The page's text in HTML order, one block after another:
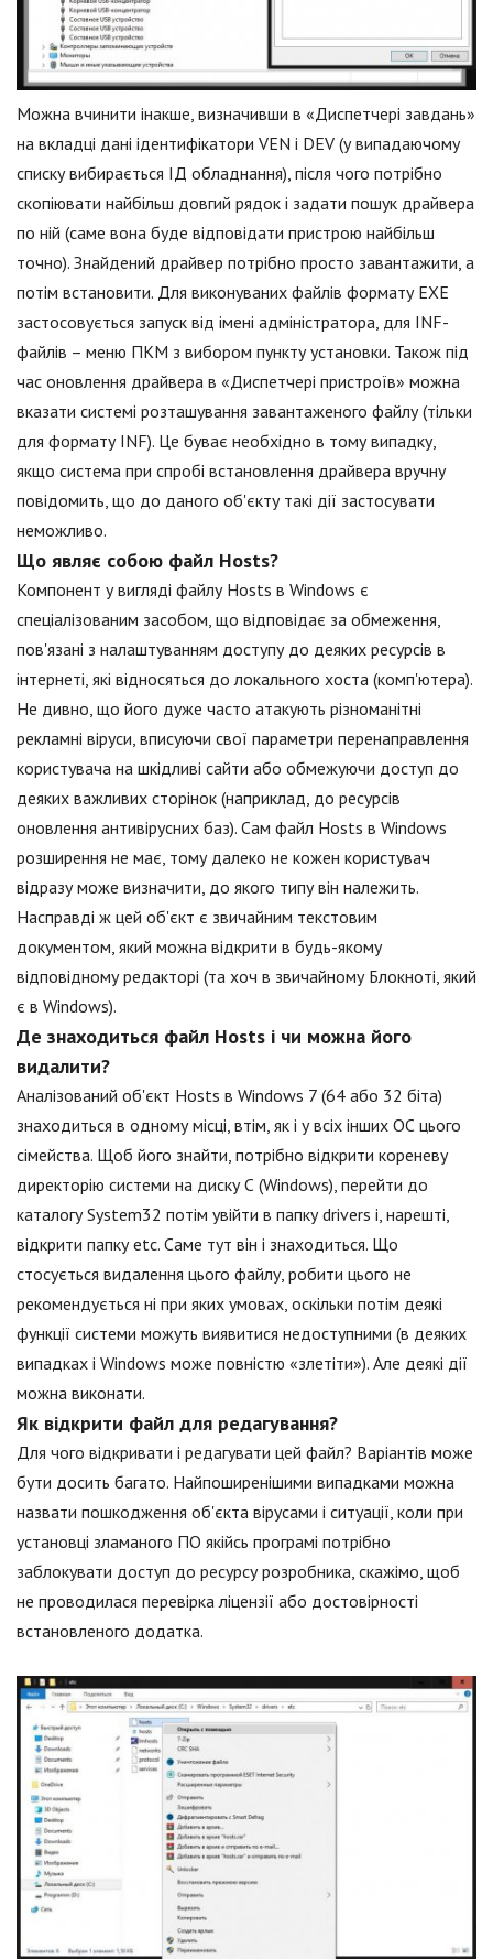
Можна вчинити інакше, визначивши в «Диспетчері завдань»
на вкладці дані ідентифікатори VEN і DEV (у випадаючому
списку вибирається ІД обладнання), після чого потрібно
скопіювати найбільш довгий рядок і задати пошук драйвера
по ній (саме вона буде відповідати пристрою найбільш
точно). Знайдений драйвер потрібно просто завантажити, а
потім встановити. Для виконуваних файлів формату EXE
застосовується запуск від імені адміністратора, для INF-
файлів – меню ПКМ з вибором пункту установки. Також під
час оновлення драйвера в «Диспетчері пристроїв» можна
вказати системі розташування завантаженого файлу (тільки
для формату INF). Це буває необхідно в тому випадку,
якщо система при спробі встановлення драйвера вручну
повідомить, що до даного об'єкту такі дії застосувати
неможливо.
Що являє собою файл Hosts?
Компонент у вигляді файлу Hosts в Windows є
спеціалізованим засобом, що відповідає за обмеження,
пов'язані з налаштуванням доступу до деяких ресурсів в
інтернеті, які відносяться до локального хоста (комп'ютера).
Не дивно, що його дуже часто атакують різноманітні
рекламні віруси, вписуючи свої параметри перенаправлення
користувача на шкідливі сайти або обмежуючи доступ до
деяких важливих сторінок (наприклад, до ресурсів
оновлення антивірусних баз). Сам файл Hosts в Windows
розширення не має, тому далеко не кожен користувач
відразу може визначити, до якого типу він належить.
Насправді ж цей об'єкт є звичайним текстовим
документом, який можна відкрити в будь-якому
відповідному редакторі (та хоч в звичайному Блокноті, який
є в Windows).
Де знаходиться файл Hosts і чи можна його
видалити?
Аналізований об'єкт Hosts в Windows 7 (64 або 32 біта)
знаходиться в одному місці, втім, як і у всіх інших ОС цього
сімейства. Щоб його знайти, потрібно відкрити кореневу
директорію системи на диску С (Windows), перейти до
каталогу System32 потім увійти в папку drivers і, нарешті,
відкрити папку etc. Саме тут він і знаходиться. Що
стосується видалення цього файлу, робити цього не
рекомендується ні при яких умовах, оскільки потім деякі
функції системи можуть виявитися недоступними (в деяких
випадках і Windows може повністю «злетіти»). Але деякі дії
можна виконати.
Як відкрити файл для редагування?
Для чого відкривати і редагувати цей файл? Варіантів може
бути досить багато. Найпоширенішими випадками можна
назвати пошкодження об'єкта вірусами і ситуації, коли при
установці зламаного ПО якійсь програмі потрібно
заблокувати доступ до ресурсу розробника, скажімо, щоб
не проводилася перевірка ліцензії або достовірності
встановленого додатка.